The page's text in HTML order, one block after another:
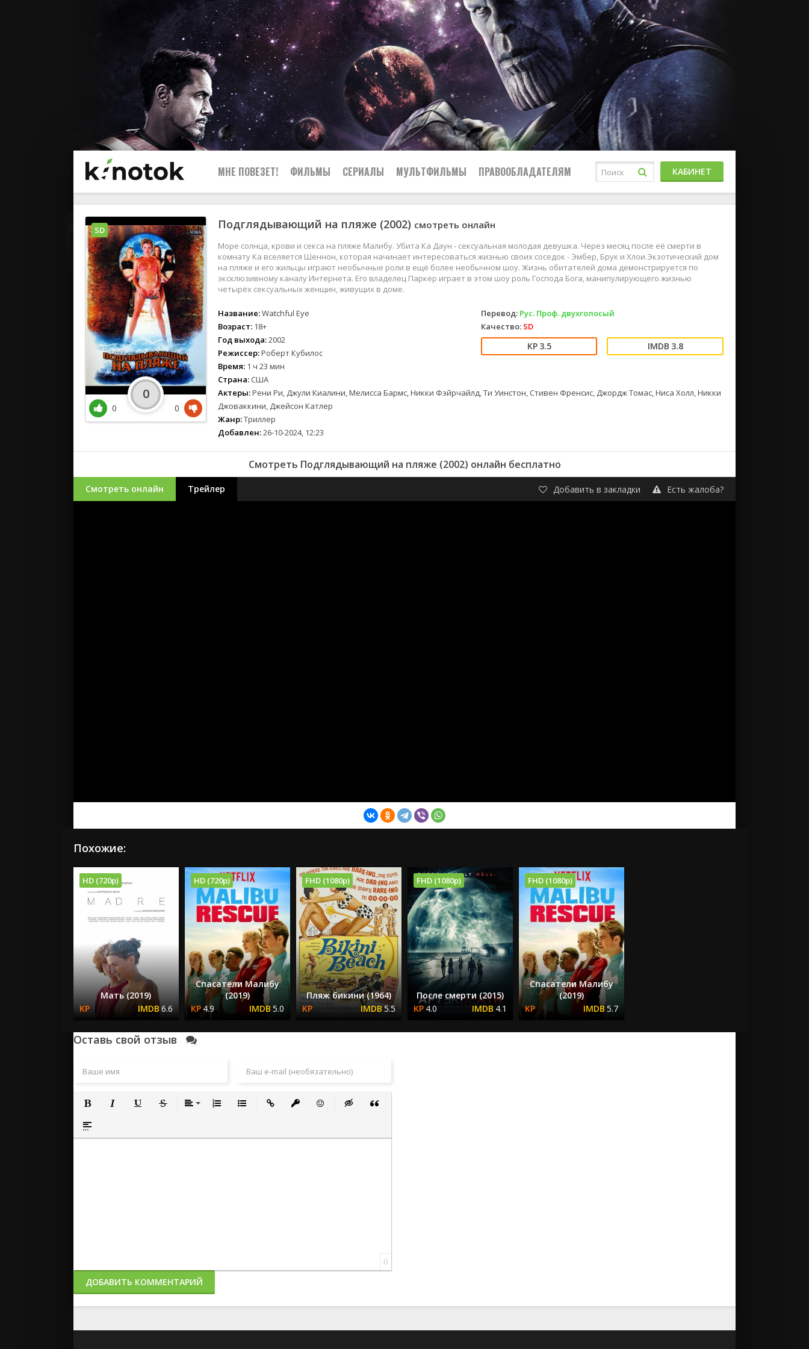
МНЕ ПОВЕЗЕТ! ФИЛЬМЫ СЕРИАЛЫ МУЛЬТФИЛЬМЫ ПРАВООБЛАДАТЕЛЯМ КАБИНЕТ
Подглядывающий на пляже (2002) смотреть онлайн
Море солнца, крови и секса на пляже Малибу. Убита Ка Даун - сексуальная молодая девушка. Через месяц после её смерти в
комнату Ка вселяется Шеннон, которая начинает интересоваться жизнью своих соседок - Эмбер, Брук и Хлои.Экзотический дом
на пляже и его жильцы играют необычные роли в ещё более необычном шоу. Жизнь обитателей дома демонстрируется по
эксклюзивному каналу Интернета. Его владелец Паркер играет в этом шоу роль Господа Бога, манипулирующего жизнью
четырёх сексуальных женщин, живущих в доме.
Название:Watchful Eye
Возраст: 18+
Год выхода:2002
Режиссер:Роберт Кубилос
Время: 1 ч 23 мин
Страна: США
Перевод: Рус. Проф. двухголосый
Качество: SD
3.5 3.8
Актеры:Рени Ри, Джули Киалини, Мелисса Бармс, Никки Фэйрчайлд, Ти Уинстон, Стивен Френсис, Джордж Томас, Ниса Холл, Никки
Джоваккини, Джейсон Катлер
Жанр:Триллер
Добавлен:26-10-2024, 12:23
SD
0
0
0
Смотреть Подглядывающий на пляже (2002) онлайн бесплатно
Смотреть онлайн Трейлер Добавить в закладки Есть жалоба?
Похожие:
HD (720p)
Мать (2019)
6.6
HD (720p)
Спасатели Малибу
(2019)
4.9
5.0
FHD (1080p)
Пляж бикини (1964)
5.5
FHD (1080p)
После смерти (2015)
4.0
4.1
FHD (1080p)
Спасатели Малибу
(2019)
5.7
Оставь свой отзыв
Вставка спойлера
0
ДОБАВИТЬ КОММЕНТАРИЙ